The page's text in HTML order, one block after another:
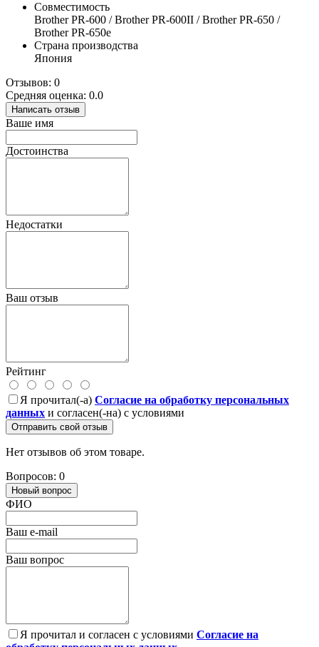
Совместимость
Brother PR-600 / Brother PR-600II / Brother PR-650 /
Brother PR-650e
Страна производства
Япония
Отзывов: 0
Средняя оценка: 0.0
Написать отзыв
Ваше имя
Достоинства
Недостатки
Ваш отзыв
Рейтинг
Я прочитал(-а) Согласие на обработку персональных
данных и согласен(-на) с условиями
Отправить свой отзыв
Нет отзывов об этом товаре.
Вопросов: 0
Новый вопрос
ФИО
Ваш e-mail
Ваш вопрос
Я прочитал и согласен с условиями Согласие на